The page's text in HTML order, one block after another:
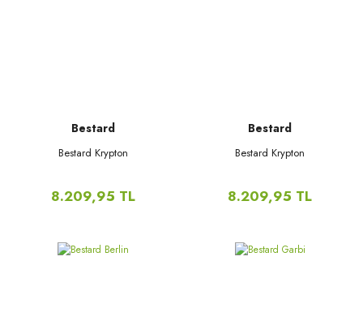
Bestard
Bestard Krypton
8.209,95 TL
Bestard
Bestard Krypton
8.209,95 TL